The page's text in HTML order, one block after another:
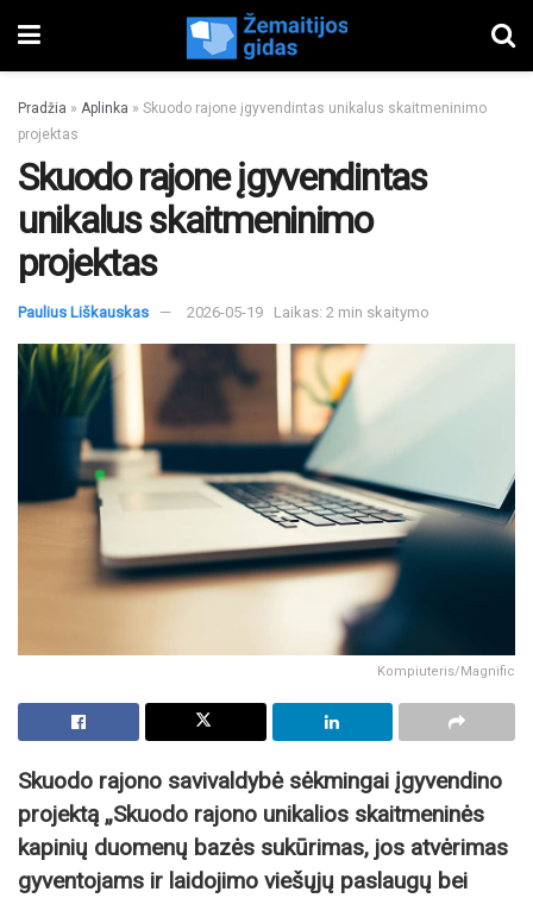
Pradžia » Aplinka » Skuodo rajone įgyvendintas unikalus skaitmeninimo
projektas
Skuodo rajone įgyvendintas
unikalus skaitmeninimo
projektas
Paulius Liškauskas 2026-05-19 Laikas: 2 min skaitymo
Kompiuteris/Magnific
Skuodo rajono savivaldybė sėkmingai įgyvendino
projektą „Skuodo rajono unikalios skaitmeninės
kapinių duomenų bazės sukūrimas, jos atvėrimas
gyventojams ir laidojimo viešųjų paslaugų bei